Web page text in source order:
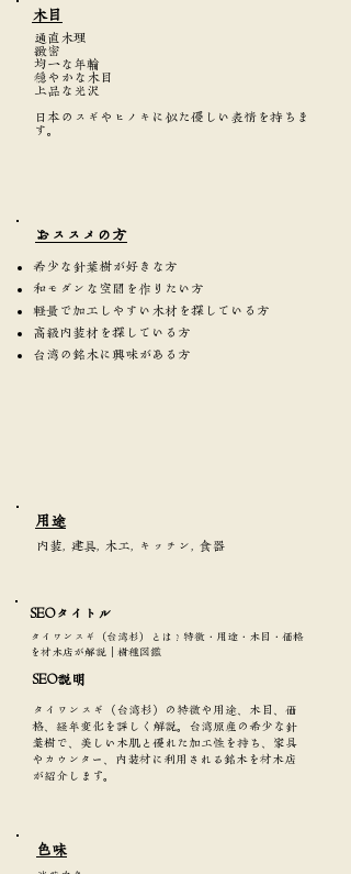
​木目
通直木理
緻密
均一な年輪
穏やかな木目
上品な光沢
日本のスギやヒノキに似た優しい表情を持ちま
す。
​おススメの方
希少な針葉樹が好きな方
和モダンな空間を作りたい方
軽量で加工しやすい木材を探している方
高級内装材を探している方
台湾の銘木に興味がある方
​用途
内装, 建具, 木工, キッチン, 食器
SEOタイトル​
タイワンスギ（台湾杉）とは？特徴・用途・木目・価格
を材木店が解説｜樹種図鑑
SEO説明
タイワンスギ（台湾杉）の特徴や用途、木目、価
格、経年変化を詳しく解説。台湾原産の希少な針
葉樹で、美しい木肌と優れた加工性を持ち、家具
やカウンター、内装材に利用される銘木を材木店
が紹介します。
​色味